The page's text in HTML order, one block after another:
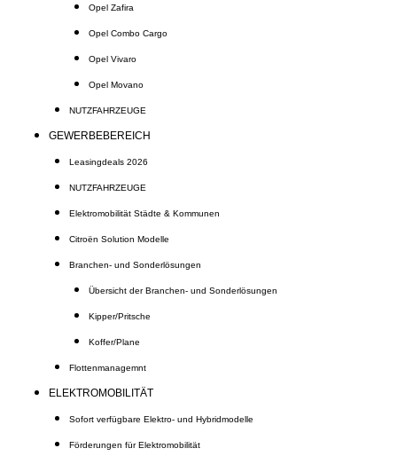
Opel Zafira
Opel Combo Cargo
Opel Vivaro
Opel Movano
NUTZFAHRZEUGE
GEWERBEBEREICH
Leasingdeals 2026
NUTZFAHRZEUGE
Elektromobilität Städte & Kommunen
Citroën Solution Modelle
Branchen- und Sonderlösungen
Übersicht der Branchen- und Sonderlösungen
Kipper/Pritsche
Koffer/Plane
Flottenmanagemnt
ELEKTROMOBILITÄT
Sofort verfügbare Elektro- und Hybridmodelle
Förderungen für Elektromobilität